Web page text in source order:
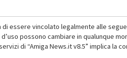
essere vincolato legalmente alle
possono cambiare in qualunque
di “Amiga News.it v8.5” implica la